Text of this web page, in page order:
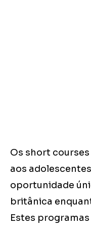
Os short
aos
oportunidade
britânica
Estes